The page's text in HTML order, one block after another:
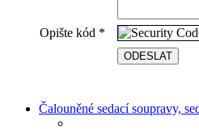
Opište kód *
Čalouněné sedací soupravy,